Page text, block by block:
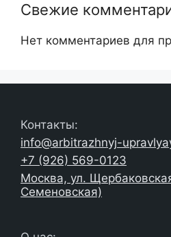
Свежие
Нет комментариев для
Контакты:
info@arbitrazhnyj-
+7 (926) 569-0123
Москва, ул.
Семеновская)